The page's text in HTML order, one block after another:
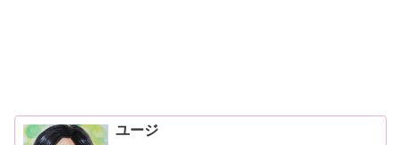
ユージ